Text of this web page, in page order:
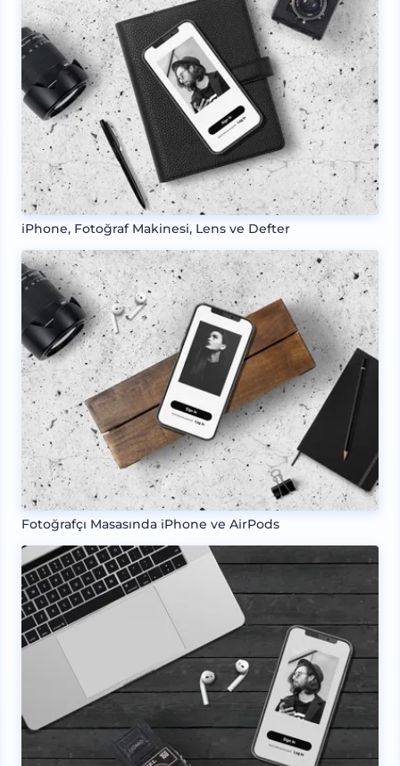
iPhone, Fotoğraf Makinesi, Lens ve Defter
Fotoğrafçı Masasında iPhone ve AirPods